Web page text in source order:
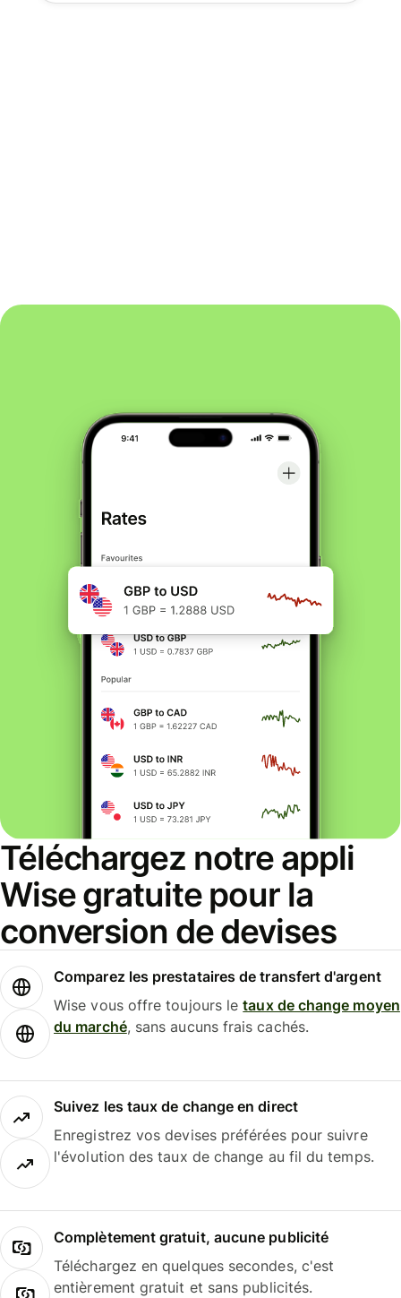
Téléchargez notre appli
Wise gratuite pour la
conversion de devises
Comparez les prestataires de transfert d'argent
Wise vous offre toujours letaux de change moyen
du marché, sans aucuns frais cachés.
Suivez les taux de change en direct
Enregistrez vos devises préférées pour suivre
l'évolution des taux de change au fil du temps.
Complètement gratuit, aucune publicité
Téléchargez en quelques secondes, c'est
entièrement gratuit et sans publicités.